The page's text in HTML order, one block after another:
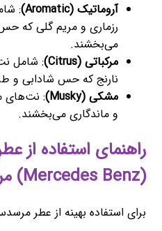
آروماتیک (Aromatic)
:
رزماری و مریم گلی که
می‌بخشند.
مرکباتی (Citrus)
: شامل
نارنج که حس شادابی و
مشکی (Musky)
: نت‌های
و ماندگاری می‌بخشند.
راهنمای استفاده از
(Mercedes Benz) مرسدس بنز
برای استفاده بهینه از عطر